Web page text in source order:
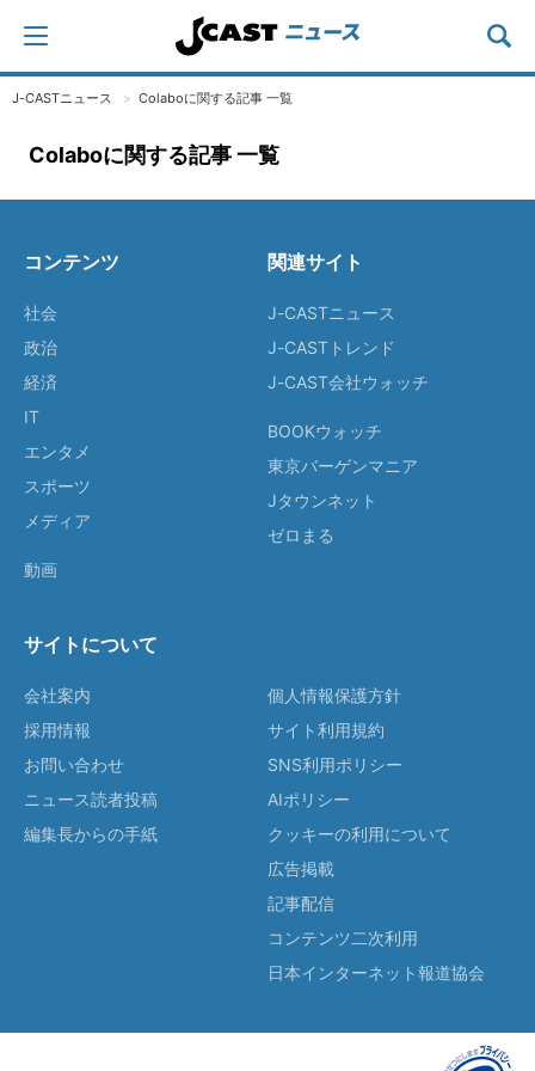
J-CASTニュース Colaboに関する記事 一覧
Colaboに関する記事 一覧
コンテンツ
社会
政治
経済
IT
エンタメ
スポーツ
メディア
動画
関連サイト
J-CASTニュース
J-CASTトレンド
J-CAST会社ウォッチ
BOOKウォッチ
東京バーゲンマニア
Jタウンネット
ゼロまる
サイトについて
会社案内
採用情報
お問い合わせ
ニュース読者投稿
編集長からの手紙
個人情報保護方針
サイト利用規約
SNS利用ポリシー
AIポリシー
クッキーの利用について
広告掲載
記事配信
コンテンツ二次利用
日本インターネット報道協会